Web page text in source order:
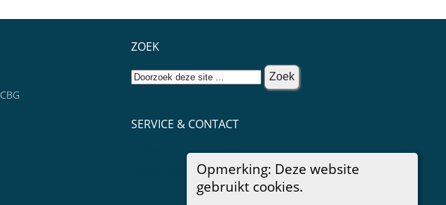
Opmerking: Deze website
gebruikt cookies.
CBG
ZOEK
SERVICE & CONTACT
Gegevensbescherming